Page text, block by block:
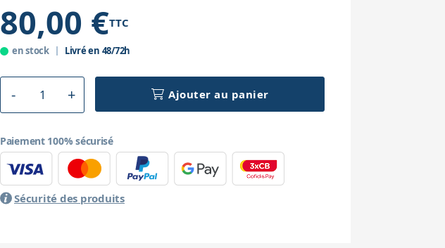
80,00 €TTC
en stock Livré en 48/72h
Ajouter au panier
Paiement 100% sécurisé
Sécurité des produits